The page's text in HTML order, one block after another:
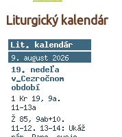
Liturgický kalendár